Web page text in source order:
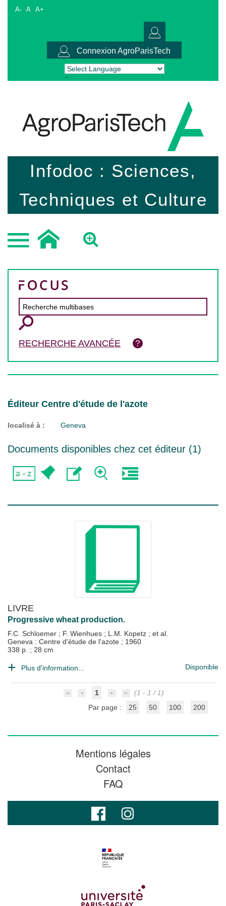
A- A A+
Connexion AgroParisTech
Powered by Translate
Infodoc : Sciences,
Techniques et Culture
RECHERCHE AVANCÉE
Éditeur Centre d'étude de l'azote
localisé à : Geneva
Documents disponibles chez cet éditeur (1)
LIVRE
Progressive wheat production.
F.C. Schloemer ; F. Wienhues ; L.M. Kopetz ; et al.
Geneva : Centre d'étude de l'azote ; 1960
338 p. ; 28 cm
Plus d'information... Disponible
1
(1 - 1 / 1)
Par page :
25 50 100 200
Mentions légales
Contact
FAQ